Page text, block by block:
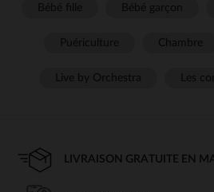
LIVRAISON GRATUITE EN